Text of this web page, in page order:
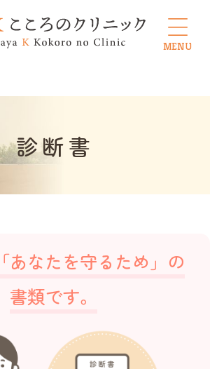
ク
診断書
あなたを守るため」の
書類です。